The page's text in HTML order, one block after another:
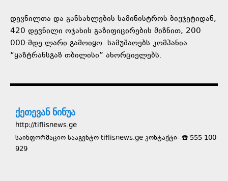
დევნილთა და განსახლების სამინისტროს ბიუჯეტიდან,
420 დევნილი ოჯახის გაზიფიცირების მიზნით, 200
000-მდე ლარი გამოიყო. სამუშაოებს კომპანია
“ყაზტრანსგაზ თბილისი” ახორციელებს.
ქეთევან ნინუა
http://tiflisnews.ge
საინფორმაციო სააგენტო tiflisnews.ge კონტაქტი- ☎️ 555 100
929